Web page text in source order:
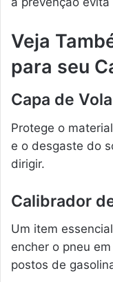
Veja
para seu
Capa de
Protege o
e o desgaste do
dirigir.
Calibrador
Um item
encher o pneu
postos de